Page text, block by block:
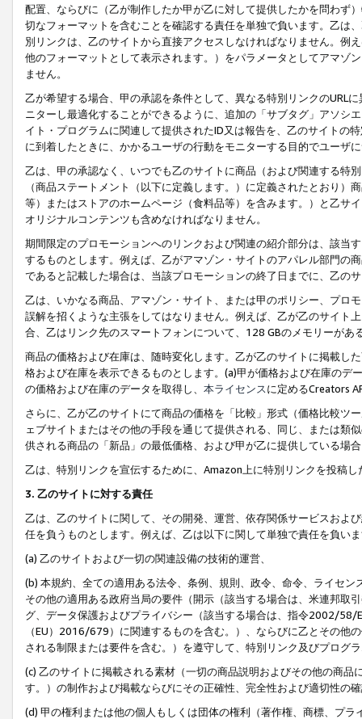
配置、ならびに（乙が制作したか甲が乙に対して提供したかを問わず
切なフォーマットを含むことを確認する責任を単独で負います。乙は
別リンクは、乙のサイトから直接アクセスしなければなりません。例
他のフォーマットとして表示されます。）をパラメータとしてアマゾ
ません。
乙が希望する場合、甲の承認を条件として、異なる特別リンクのURL
ニターし最適化することができるように、追加の「サブタグ」アソシ
イト・プログラムに関連して提供されたID又は報告を、乙のサイトの
に到着したときに、かかるユーザの行動をモニターする目的でユーザ
乙は、甲の承認なく、いつでも乙のサイトに商品（および関連する特
（商品ステートメント（以下に定義します。）に定義されたとおり
等）またはストアのホームページ（食料品等）を含みます。）と乙サ
オリジナルコンテンツも含めなければなりません。
期間限定のプロモーションへのリンクおよび関連の紹介部分は、該当
するものとします。例えば、乙がアマゾン・サイトのアパレル部門の
であると記載した場合は、当該プロモーションの終了日までに、乙の
乙は、いかなる商品、アマゾン・サイト、または甲のポリシー、プロ
誤解を招くような主張をしてはなりません。例えば、乙が乙のサイト
合、乙はリンク先のスマートフォンについて、128 GBのメモリーがあ
商品の価格および在庫は、随時変化します。乙が乙のサイトに掲載し
格および在庫を表示できるものとします。(a)甲が価格および在庫の
の価格および在庫のデータを取得し、 本ライセンスに定めるCreators
さらに、乙が乙のサイトにて商品の価格を「比較」形式（価格比較ツ
ェブサイトまたはその他の手段を通じて提供される、同じ、または類
供される商品の「新品」の最低価格、および甲が乙に提供している場
乙は、特別リンクを宣伝するために、Amazon上に特別リンクを投稿
3. 乙のサイトに対する責任
乙は、乙のサイトに関して、その開発、運営、依存関係サービスおよ
任を負うものとします。例えば、乙は以下に関して単独で責任を負い
(a) 乙のサイトおよび一切の関連設備の技術的運営、
(b) 本規約、全ての適用ある法令、条例、規則、政令、命令、ライセ
その他の適用ある政府当局の要件（開示（該当する場合は、米連邦取
グ、データ保護およびプライバシー（該当する場合は、指令2002/58/
（EU）2016/679）に関連するものを含む。）、ならびに乙とその他
される制限または要件を含む。）を遵守して、特別リンク及びプログ
(c) 乙のサイトに掲載される素材（一切の商品説明およびその他の商
す。）の制作および掲載ならびにその正確性、完全性および適切性の
(d) 甲の権利または他の個人もしくは団体の権利（著作権、商標、プ